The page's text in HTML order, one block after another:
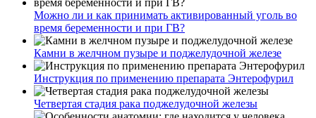
Можно ли и как принимать активированный уголь во
время беременности и при ГВ?
Камни в желчном пузыре и поджелудочной железе
Инструкция по применению препарата Энтерофурил
Четвертая стадия рака поджелудочной железы